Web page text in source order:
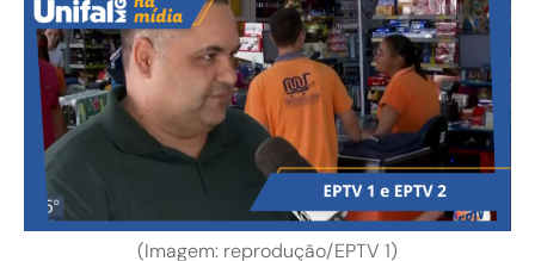
(Imagem: reprodução/EPTV 1)